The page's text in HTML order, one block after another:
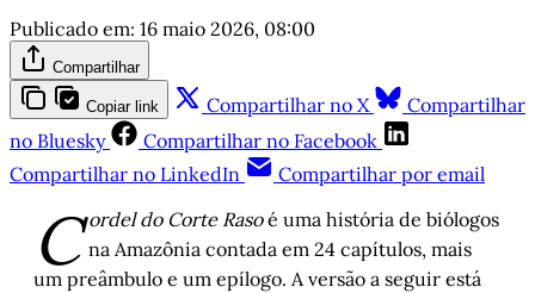
Publicado em: 16 maio 2026, 08:00
Compartilhar
Copiar link Compartilhar no X
Compartilhar
no Bluesky
Compartilhar no Facebook
Compartilhar no LinkedIn
Compartilhar por email
C ordel do Corte Rasoé uma história de biólogos
na Amazônia contada em 24 capítulos, mais
um preâmbulo e um epílogo. A versão a seguir está